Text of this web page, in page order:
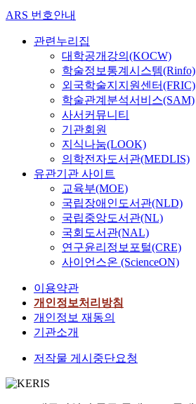
ARS 번호안내
관련누리집
대학공개강의(KOCW)
학술정보통계시스템(Rinfo)
외국학술지지원센터(FRIC)
학술관계분석서비스(SAM)
사서커뮤니티
기관회원
지식나눔(LOOK)
의학전자도서관(MEDLIS)
유관기관 사이트
교육부(MOE)
국립장애인도서관(NLD)
국립중앙도서관(NL)
국회도서관(NAL)
연구윤리정보포털(CRE)
사이언스온 (ScienceON)
이용약관
개인정보처리방침
개인정보 재동의
기관소개
저작물 게시중단요청